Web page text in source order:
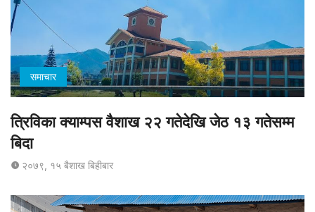
समाचार
त्रिविका क्याम्पस वैशाख २२ गतेदेखि जेठ १३ गतेसम्म
बिदा
२०७९, १५ बैशाख बिहीबार